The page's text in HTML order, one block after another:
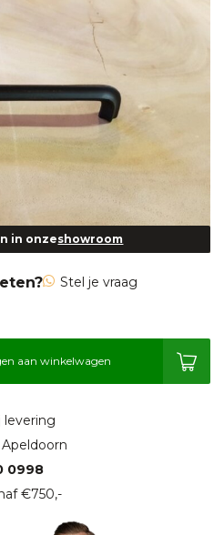
in onzeshowroom
Stel je vraag
aan winkelwagen
levering
0998
€750,-